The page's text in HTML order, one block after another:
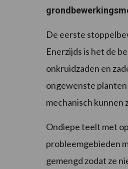
De eerste
Enerzijds is het de
onkruidzaden en
ongewenste
mechanisch kunnen
Ondiepe teelt met
probleemgebieden
gemengd zodat ze